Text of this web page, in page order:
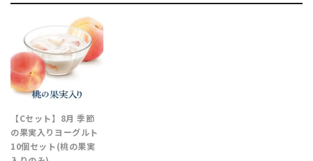
【Cセット】8月 季節
の果実入りヨーグルト
10個セット(桃の果実